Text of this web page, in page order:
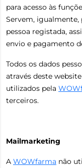
para acesso às
Servem, igualmente,
pessoa registada,
envio e pagamento
Todos os dados
através deste
utilizados pela
terceiros.
Mailmarketing
A WOWfarma não